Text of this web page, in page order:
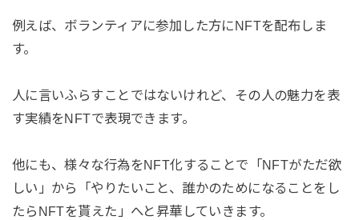
例えば、ボランティアに参加した方にNFTを配布しま
す。
人に言いふらすことではないけれど、その人の魅力を表
す実績をNFTで表現できます。
他にも、様々な行為をNFT化することで「NFTがただ欲
しい」から「やりたいこと、誰かのためになることをし
たらNFTを貰えた」へと昇華していきます。